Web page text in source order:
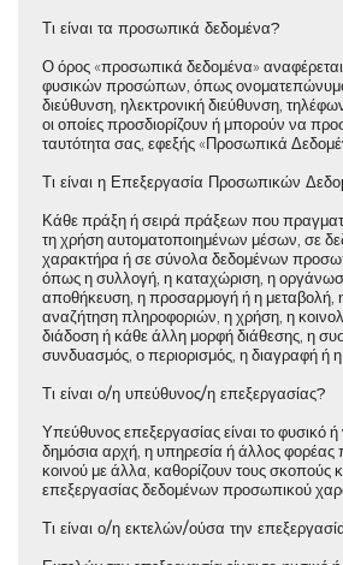
Τι είναι τα προσωπικά δεδομένα?
Ο όρος «προσωπικά δεδομένα»
φυσικών προσώπων, όπως
διεύθυνση, ηλεκτρονική διεύθυνση,
οι οποίες προσδιορίζουν ή μπορούν να
ταυτότητα σας, εφεξής «Προσωπικά
Τι είναι η Επεξεργασία Προσωπικών
Κάθε πράξη ή σειρά πράξεων που
τη χρήση αυτοματοποιημένων μέσων, σε
χαρακτήρα ή σε σύνολα δεδομένων
όπως η συλλογή, η καταχώριση, η
αποθήκευση, η προσαρμογή ή η μεταβολή,
αναζήτηση πληροφοριών, η χρήση, η
διάδοση ή κάθε άλλη μορφή διάθεσης, η
συνδυασμός, ο περιορισμός, η διαγραφή ή
Τι είναι ο/η υπεύθυνος/η επεξεργασίας?
Υπεύθυνος επεξεργασίας είναι το φυσικό
δημόσια αρχή, η υπηρεσία ή άλλος
κοινού με άλλα, καθορίζουν τους σκοπούς
επεξεργασίας δεδομένων προσωπικού
Τι είναι ο/η εκτελών/ούσα την